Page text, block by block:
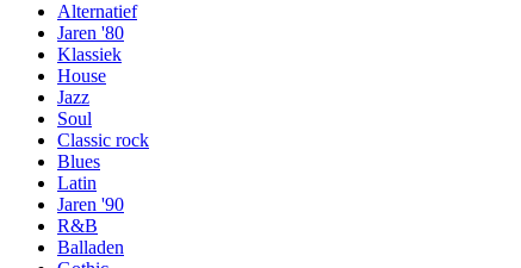
Alternatief
Jaren '80
Klassiek
House
Jazz
Soul
Classic rock
Blues
Latin
Jaren '90
R&B
Balladen